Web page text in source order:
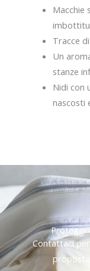
Macchie
Tracce
Un
stanze
Nidi con
nascosti
Proteggi
Contattaci